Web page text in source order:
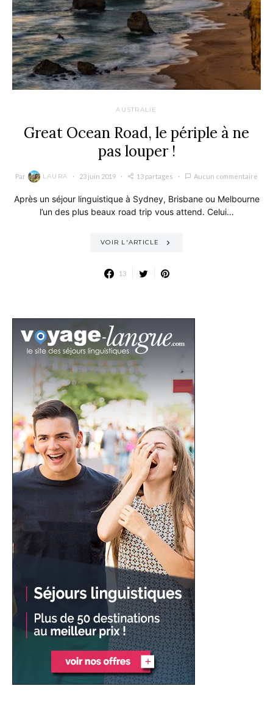
AUSTRALIE
Great Ocean Road, le périple à ne
pas louper !
Par LAURA 23 juin 2019 13 partages Aucun commentaire
Après un séjour linguistique à Sydney, Brisbane ou Melbourne
l’un des plus beaux road trip vous attend. Celui…
VOIR L'ARTICLE
13